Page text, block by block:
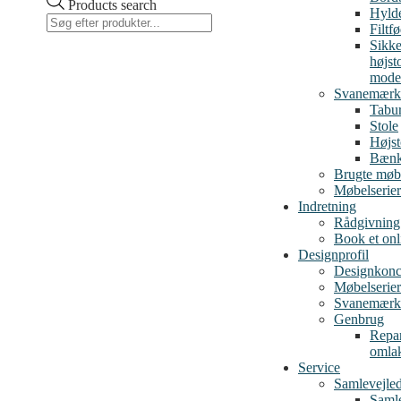
Products search
Stole
Brugte
Møbelserier
Indretning
Rådgivning
Book et
Designprofil
Møbelserier
Genbrug
Service